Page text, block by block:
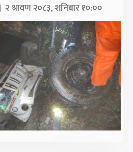
२ श्रावण २०८३, शनिबार १०:००